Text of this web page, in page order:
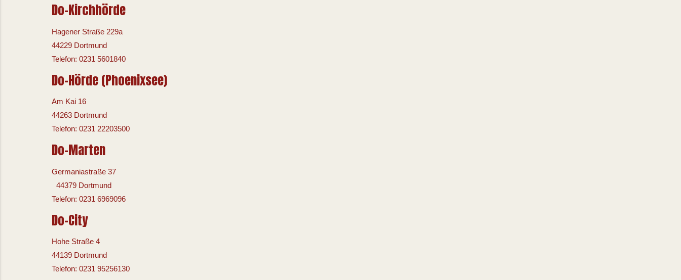
Do-Kirchhörde
Hagener Straße 229a
44229 Dortmund
Telefon: 0231 5601840
Do-Hörde (Phoenixsee)
Am Kai 16
44263 Dortmund
Telefon: 0231 22203500
Do-Marten
Germaniastraße 37
44379 Dortmund
Telefon: 0231 6969096
Do-City
Hohe Straße 4
44139 Dortmund
Telefon: 0231 95256130